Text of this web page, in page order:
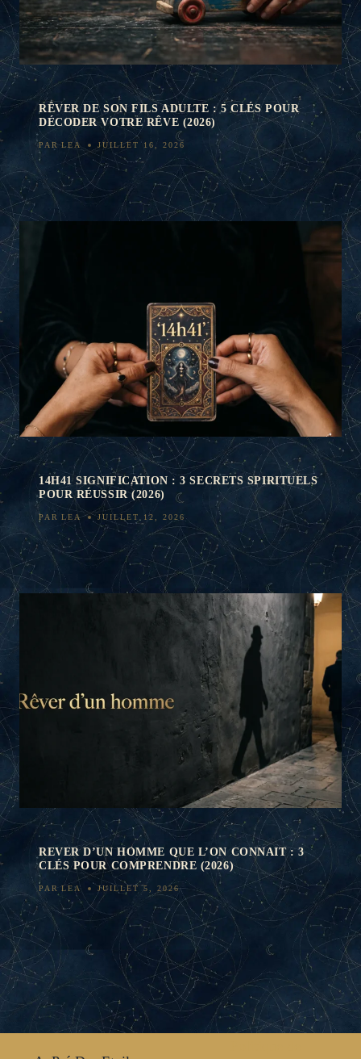
RÊVER DE SON FILS ADULTE : 5 CLÉS POUR
DÉCODER VOTRE RÊVE (2026)
PAR LEA JUILLET 16, 2026
14H41 SIGNIFICATION : 3 SECRETS SPIRITUELS
POUR RÉUSSIR (2026)
PAR LEA JUILLET 12, 2026
REVER D’UN HOMME QUE L’ON CONNAIT : 3
CLÉS POUR COMPRENDRE (2026)
PAR LEA JUILLET 5, 2026